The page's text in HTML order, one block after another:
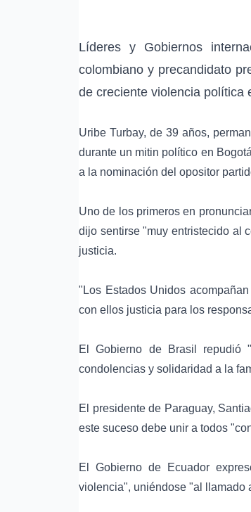
Líderes y Gobiernos
colombiano y precandidato
de creciente violencia política
Uribe Turbay, de 39 años,
durante un mitin político en
a la nominación del opositor
Uno de los primeros en
dijo sentirse "muy entristecido al
justicia.
"Los Estados Unidos
con ellos justicia para los
El Gobierno de Brasil
repudió
condolencias y solidaridad a la
El presidente de Paraguay,
este suceso debe unir a todos
El Gobierno de Ecuador
violencia", uniéndose "al llamado